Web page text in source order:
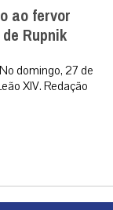
ao fervor
Rupnik
domingo, 27 de
XIV. Redação